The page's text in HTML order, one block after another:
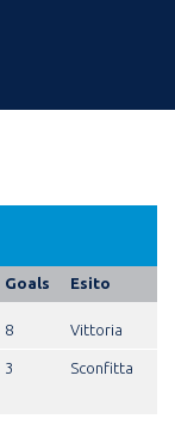
Goals Esito
8 Vittoria
3 Sconfitta